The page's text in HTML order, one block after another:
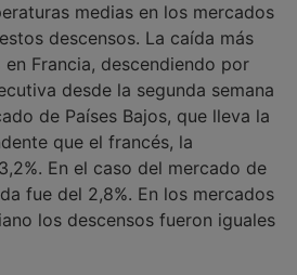
medias en los mercados
descensos. La caída más
Francia, descendiendo por
desde la segunda semana
de Países Bajos, que lleva la
que el francés, la
En el caso del mercado de
fue del 2,8%. En los mercados
los descensos fueron iguales